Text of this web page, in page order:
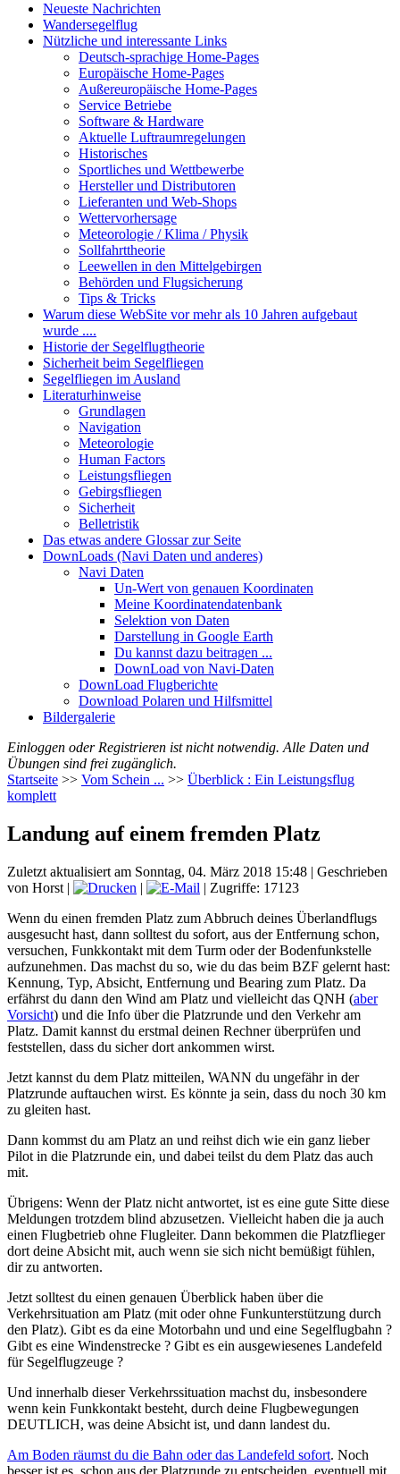
Neueste Nachrichten
Wandersegelflug
Nützliche und interessante Links
Deutsch-sprachige Home-Pages
Europäische Home-Pages
Außereuropäische Home-Pages
Service Betriebe
Software & Hardware
Aktuelle Luftraumregelungen
Historisches
Sportliches und Wettbewerbe
Hersteller und Distributoren
Lieferanten und Web-Shops
Wettervorhersage
Meteorologie / Klima / Physik
Sollfahrttheorie
Leewellen in den Mittelgebirgen
Behörden und Flugsicherung
Tips & Tricks
Warum diese WebSite vor mehr als 10 Jahren aufgebaut
wurde ....
Historie der Segelflugtheorie
Sicherheit beim Segelfliegen
Segelfliegen im Ausland
Literaturhinweise
Grundlagen
Navigation
Meteorologie
Human Factors
Leistungsfliegen
Gebirgsfliegen
Sicherheit
Belletristik
Das etwas andere Glossar zur Seite
DownLoads (Navi Daten und anderes)
Navi Daten
Un-Wert von genauen Koordinaten
Meine Koordinatendatenbank
Selektion von Daten
Darstellung in Google Earth
Du kannst dazu beitragen ...
DownLoad von Navi-Daten
DownLoad Flugberichte
Download Polaren und Hilfsmittel
Bildergalerie
Einloggen oder Registrieren ist nicht notwendig. Alle Daten und
Übungen sind frei zugänglich.
Startseite >> Vom Schein ... >> Überblick : Ein Leistungsflug
komplett
Landung auf einem fremden Platz
Zuletzt aktualisiert am Sonntag, 04. März 2018 15:48 | Geschrieben
von Horst | |
| Zugriffe: 17123
Wenn du einen fremden Platz zum Abbruch deines Überlandflugs
ausgesucht hast, dann solltest du sofort, aus der Entfernung schon,
versuchen, Funkkontakt mit dem Turm oder der Bodenfunkstelle
aufzunehmen. Das machst du so, wie du das beim BZF gelernt hast:
Kennung, Typ, Absicht, Entfernung und Bearing zum Platz. Da
erfährst du dann den Wind am Platz und vielleicht das QNH (aber
Vorsicht) und die Info über die Platzrunde und den Verkehr am
Platz. Damit kannst du erstmal deinen Rechner überprüfen und
feststellen, dass du sicher dort ankommen wirst.
Jetzt kannst du dem Platz mitteilen, WANN du ungefähr in der
Platzrunde auftauchen wirst. Es könnte ja sein, dass du noch 30 km
zu gleiten hast.
Dann kommst du am Platz an und reihst dich wie ein ganz lieber
Pilot in die Platzrunde ein, und dabei teilst du dem Platz das auch
mit.
Übrigens: Wenn der Platz nicht antwortet, ist es eine gute Sitte diese
Meldungen trotzdem blind abzusetzen. Vielleicht haben die ja auch
einen Flugbetrieb ohne Flugleiter. Dann bekommen die Platzflieger
dort deine Absicht mit, auch wenn sie sich nicht bemüßigt fühlen,
dir zu antworten.
Jetzt solltest du einen genauen Überblick haben über die
Verkehrsituation am Platz (mit oder ohne Funkunterstützung durch
den Platz). Gibt es da eine Motorbahn und und eine Segelflugbahn ?
Gibt es eine Windenstrecke ? Gibt es ein ausgewiesenes Landefeld
für Segelflugzeuge ?
Und innerhalb dieser Verkehrssituation machst du, insbesondere
wenn kein Funkkontakt besteht, durch deine Flugbewegungen
DEUTLICH, was deine Absicht ist, und dann landest du.
Am Boden räumst du die Bahn oder das Landefeld sofort. Noch
besser ist es, schon aus der Platzrunde zu entscheiden, eventuell mit